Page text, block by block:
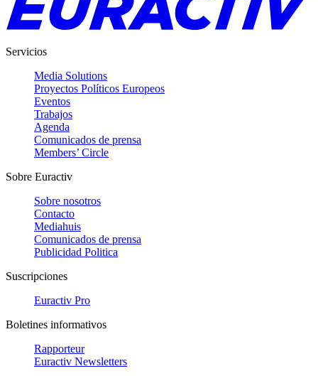
Servicios
Media Solutions
Proyectos Políticos Europeos
Eventos
Trabajos
Agenda
Comunicados de prensa
Members’ Circle
Sobre Euractiv
Sobre nosotros
Contacto
Mediahuis
Comunicados de prensa
Publicidad Politica
Suscripciones
Euractiv Pro
Boletines informativos
Rapporteur
Euractiv Newsletters